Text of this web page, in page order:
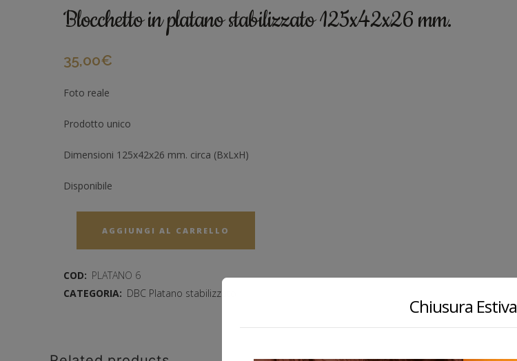
Blocchetto in platano stabilizzato 125x42x26 mm.
35,00€
Foto reale
Prodotto unico
Dimensioni 125x42x26 mm. circa (BxLxH)
Disponibile
AGGIUNGI AL CARRELLO
COD: PLATANO 6
CATEGORIA: DBC Platano stabilizzato
Chiusura Estiva